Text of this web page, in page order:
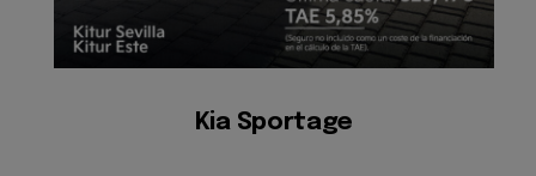
Kia Sportage